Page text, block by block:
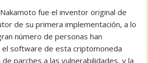
fue el inventor original de
de su primera implementación, a lo
número de personas han
software de esta criptomoneda
parches a las vulnerabilidades, y la